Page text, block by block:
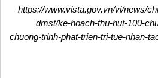
https://www.vista.gov.vn/vi/news/
dmst/ke-hoach-thu-hut-100-
chuong-trinh-phat-trien-tri-tue-nhan-